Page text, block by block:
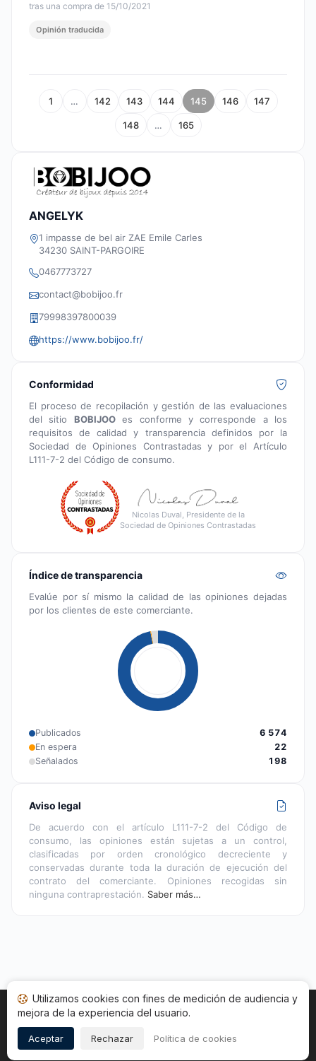
tras una compra de 15/10/2021
Opinión traducida
1 … 142 143 144 145 146 147
148 … 165
ANGELYK
1 impasse de bel air ZAE Emile Carles
34230 SAINT-PARGOIRE
0467773727
contact@bobijoo.fr
79998397800039
https://www.bobijoo.fr/
Conformidad
El proceso de recopilación y gestión de las evaluaciones
del sitio BOBIJOOes conforme y corresponde a los
requisitos de calidad y transparencia definidos por la
Sociedad de Opiniones Contrastadas y por el Artículo
L111-7-2 del Código de consumo.
Nicolas Duval, Presidente de la
Sociedad de Opiniones Contrastadas
Índice de transparencia
Evalúe por sí mismo la calidad de las opiniones dejadas
por los clientes de este comerciante.
Publicados
6 574
En espera
22
Señalados
198
Aviso legal
De acuerdo con el artículo L111-7-2 del Código de
consumo, las opiniones están sujetas a un control,
clasificadas por orden cronológico decreciente y
conservadas durante toda la duración de ejecución del
contrato del comerciante. Opiniones recogidas sin
ninguna contraprestación. Saber más…
Inicio Estado opiniones Categorías
Copyright © 2026
Utilizamos cookies con fines de medición de audiencia y
mejora de la experiencia del usuario.
Aceptar Rechazar Política de cookies